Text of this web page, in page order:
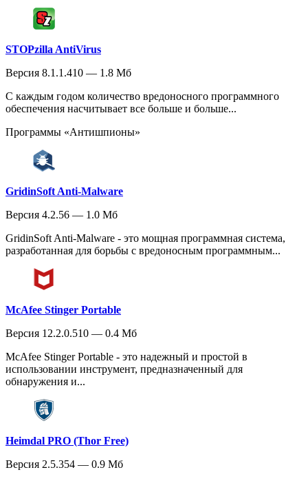
STOPzilla AntiVirus
Версия 8.1.1.410 — 1.8 Мб
С каждым годом количество вредоносного программного
обеспечения насчитывает все больше и больше...
Программы «Антишпионы»
GridinSoft Anti-Malware
Версия 4.2.56 — 1.0 Мб
GridinSoft Anti-Malware - это мощная программная система,
разработанная для борьбы с вредоносным программным...
McAfee Stinger Portable
Версия 12.2.0.510 — 0.4 Мб
McAfee Stinger Portable - это надежный и простой в
использовании инструмент, предназначенный для
обнаружения и...
Heimdal PRO (Thor Free)
Версия 2.5.354 — 0.9 Мб